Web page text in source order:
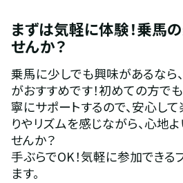
まずは気軽に体験！乗馬
せんか？
乗馬に少しでも興味があるなら
がおすすめです！初めての方で
寧にサポートするので、安心し
りやリズムを感じながら、心地
せんか？
手ぶらでOK！気軽に参加できる
ます。